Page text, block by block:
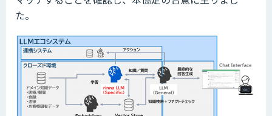
た。